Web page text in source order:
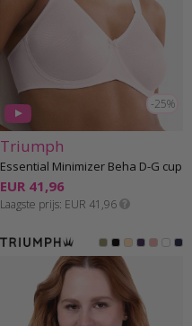
-25%
Triumph
Essential Minimizer Beha D-G cup
EUR 41,96
Laagste prijs EUR 41,96